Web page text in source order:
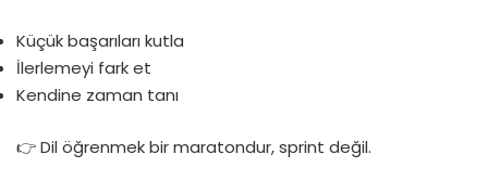
Küçük başarıları kutla
İlerlemeyi fark et
Kendine zaman tanı
👉 Dil öğrenmek bir maratondur, sprint değil.